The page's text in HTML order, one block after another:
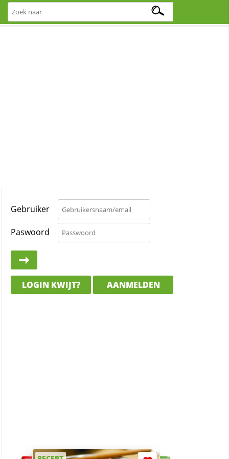
Gebruiker
Paswoord
LOGIN KWIJT? AANMELDEN